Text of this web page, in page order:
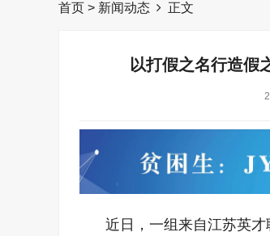
首页 > 新闻动态 正文
以打假之名行造假
近日，一组来自江苏英